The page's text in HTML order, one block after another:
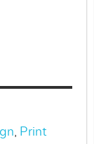
, Print